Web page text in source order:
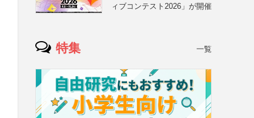
ィブコンテスト2026」が開催
特集 一覧